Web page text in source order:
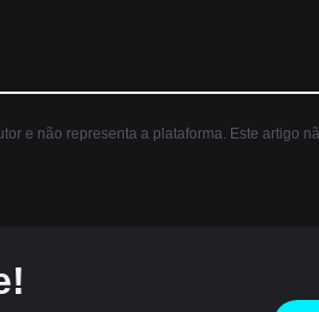
e não representa a plataforma. Este artigo